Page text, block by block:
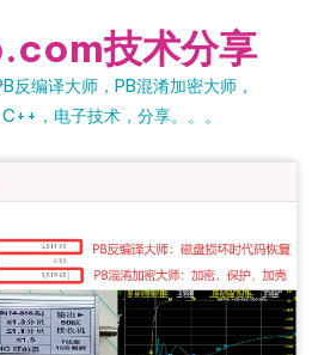
技术分享
反编译大师，PB混淆加密大师，
，电子技术，分享。。。